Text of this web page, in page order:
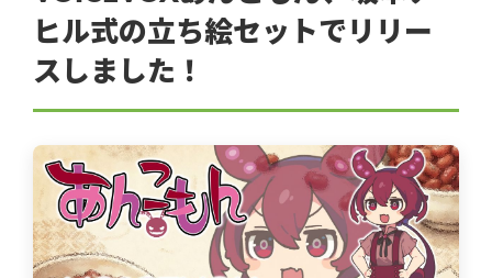
ヒル式の立ち絵セットでリリー
スしました！